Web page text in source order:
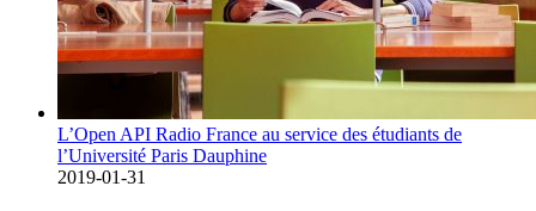
L’Open API Radio France au service des étudiants de
l’Université Paris Dauphine
2019-01-31